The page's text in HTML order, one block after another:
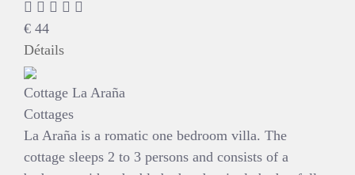
€ 44
Détails
Cottage La Araña
Cottages
La Araña is a romatic one bedroom villa. The
cottage sleeps 2 to 3 persons and consists of a